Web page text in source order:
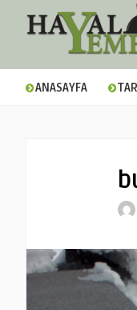
▼
ANASAYFA